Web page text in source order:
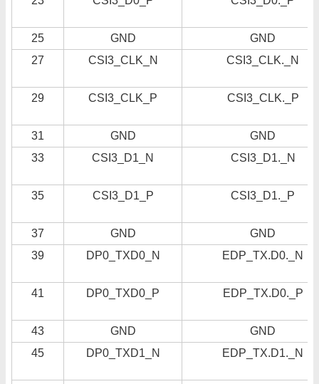
25 GND
GND
27
CSI3_CLK_N CSI3_CLK._N
29 CSI3_CLK_P CSI3_CLK._P
31 GND
GND
33
CSI3_D1_N CSI3_D1._N
35 CSI3_D1_P CSI3_D1._P
37 GND
GND
39
DP0_TXD0_N EDP_TX.D0._N
41 DP0_TXD0_P EDP_TX.D0._P
43 GND
GND
45
DP0_TXD1_N EDP_TX.D1._N